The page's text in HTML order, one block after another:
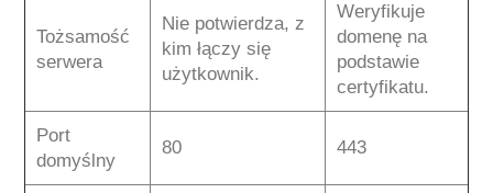
Tożsamość
serwera
Nie potwierdza, z
kim łączy się
użytkownik.
Weryfikuje
domenę na
podstawie
certyfikatu.
Port
domyślny
80 443